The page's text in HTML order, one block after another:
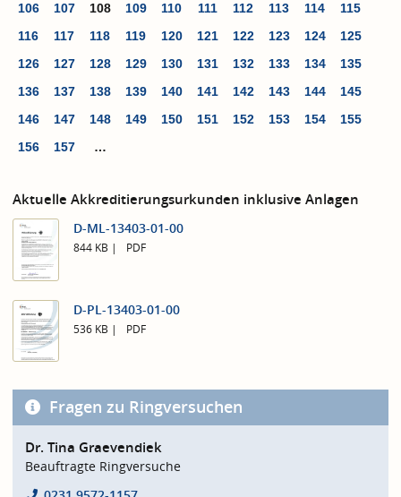
106
107 108 109 110 111 112 113 114
115
116
117 118 119 120 121 122 123 124
125
126
127 128 129 130 131 132 133 134
135
136
137 138 139 140 141 142 143 144
145
146
147 148 149 150 151 152 153 154
155
156
157 …
Aktuelle Akkreditierungsurkunden inklusive Anlagen
D-ML-13403-01-00
844 KB PDF
D-PL-13403-01-00
536 KB PDF
Fragen zu Ringversuchen
Dr. Tina Graevendiek
Beauftragte Ringversuche